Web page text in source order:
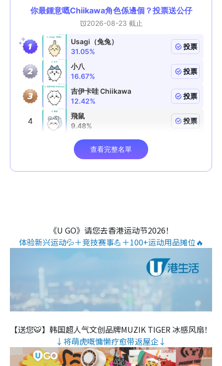
《U GO》请您去香港运动节2026！
体验新兴运动💦＋竞技赛事💪＋100+运动用品摊位🔥
【送您🐯】韩国超人气文创品牌MUZIK TIGER 冰感风扇！
↓将萌虎嘅慵懒疗愈带返屋企↓